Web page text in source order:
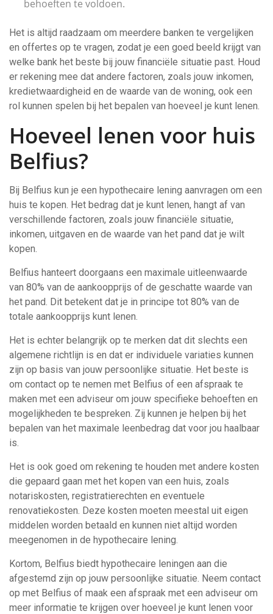
behoeften te voldoen.
Het is altijd raadzaam om meerdere banken te vergelijken
en offertes op te vragen, zodat je een goed beeld krijgt van
welke bank het beste bij jouw financiële situatie past. Houd
er rekening mee dat andere factoren, zoals jouw inkomen,
kredietwaardigheid en de waarde van de woning, ook een
rol kunnen spelen bij het bepalen van hoeveel je kunt lenen.
Hoeveel lenen voor huis
Belfius?
Bij Belfius kun je een hypothecaire lening aanvragen om een
huis te kopen. Het bedrag dat je kunt lenen, hangt af van
verschillende factoren, zoals jouw financiële situatie,
inkomen, uitgaven en de waarde van het pand dat je wilt
kopen.
Belfius hanteert doorgaans een maximale uitleenwaarde
van 80% van de aankoopprijs of de geschatte waarde van
het pand. Dit betekent dat je in principe tot 80% van de
totale aankoopprijs kunt lenen.
Het is echter belangrijk op te merken dat dit slechts een
algemene richtlijn is en dat er individuele variaties kunnen
zijn op basis van jouw persoonlijke situatie. Het beste is
om contact op te nemen met Belfius of een afspraak te
maken met een adviseur om jouw specifieke behoeften en
mogelijkheden te bespreken. Zij kunnen je helpen bij het
bepalen van het maximale leenbedrag dat voor jou haalbaar
is.
Het is ook goed om rekening te houden met andere kosten
die gepaard gaan met het kopen van een huis, zoals
notariskosten, registratierechten en eventuele
renovatiekosten. Deze kosten moeten meestal uit eigen
middelen worden betaald en kunnen niet altijd worden
meegenomen in de hypothecaire lening.
Kortom, Belfius biedt hypothecaire leningen aan die
afgestemd zijn op jouw persoonlijke situatie. Neem contact
op met Belfius of maak een afspraak met een adviseur om
meer informatie te krijgen over hoeveel je kunt lenen voor